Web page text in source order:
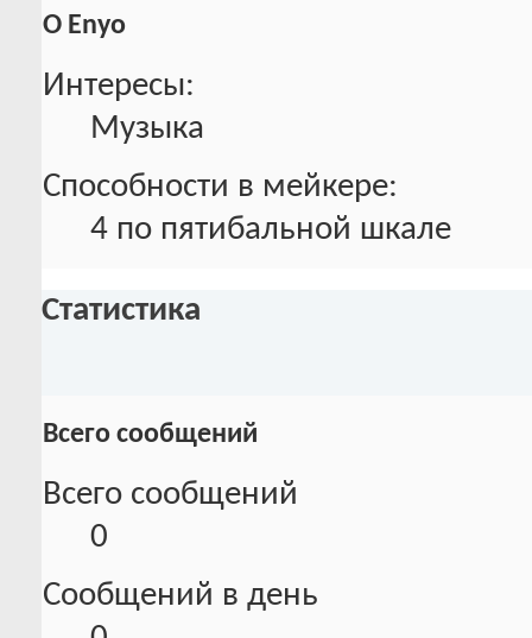
О Enyo
Интересы:
Музыка
Способности в мейкере:
4 по пятибальной шкале
Статистика
Всего сообщений
Всего сообщений
0
Сообщений в день